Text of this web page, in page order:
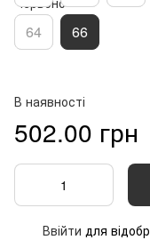
64 66
В наявності
502.00 грн
Ввійти для